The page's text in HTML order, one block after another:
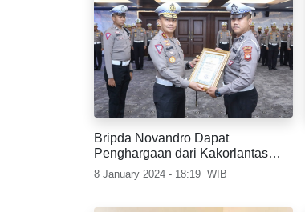
Bripda Novandro Dapat
Penghargaan dari Kakorlantas
Polri karena Heroiknya
8 January 2024 - 18:19 WIB